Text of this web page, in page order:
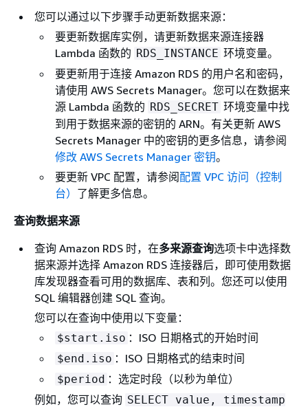
您可以通过以下步骤手动更新数据来源：
要更新数据库实例，请更新数据来源连接器
Lambda 函数的 RDS_INSTANCE 环境变量。
要更新用于连接 Amazon RDS 的用户名和密码，
请使用 AWS Secrets Manager。您可以在数据来
源 Lambda 函数的 RDS_SECRET 环境变量中找
到用于数据来源的密钥的 ARN。有关更新 AWS
Secrets Manager 中的密钥的更多信息，请参阅
修改 AWS Secrets Manager 密钥。
要更新 VPC 配置，请参阅配置 VPC 访问（控制
台） 了解更多信息。
查询数据来源
查询 Amazon RDS 时，在多来源查询选项卡中选择数
据来源并选择 Amazon RDS 连接器后，即可使用数据
库发现器查看可用的数据库、表和列。您还可以使用
SQL 编辑器创建 SQL 查询。
您可以在查询中使用以下变量：
$start.iso ：ISO 日期格式的开始时间
$end.iso ：ISO 日期格式的结束时间
$period ：选定时段（以秒为单位）
例如，您可以查询 SELECT value, timestamp